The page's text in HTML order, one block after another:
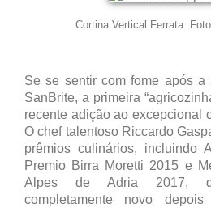
Cortina Vertical Ferrata.
Se se sentir com fome após a
SanBrite, a primeira
recente adição ao excepcional
O chef talentoso Riccardo
prêmios culinários, incluindo
Premio Birra Moretti 2015 e
Alpes de Adria 2017,
completamente novo